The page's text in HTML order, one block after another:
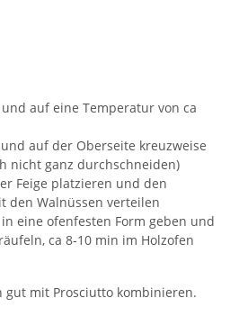
auf eine Temperatur von ca
auf der Oberseite kreuzweise
nicht ganz durchschneiden)
Feige platzieren und den
den Walnüssen verteilen
eine ofenfesten Form geben und
ca 8-10 min im Holzofen
gut mit Prosciutto kombinieren.